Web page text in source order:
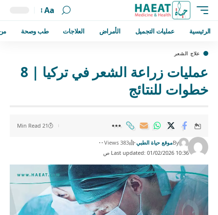
Aa
الرئيسية عمليات التجميل الأمراض العلاجات طب وصحة
علاج الشعر
عمليات زراعة الشعر في تركيا | 8
خطوات للنتائج
Last updated: 01/02/2026 10:36 ص
Byموقع حياة الطبي 383 Views
21 Min Read